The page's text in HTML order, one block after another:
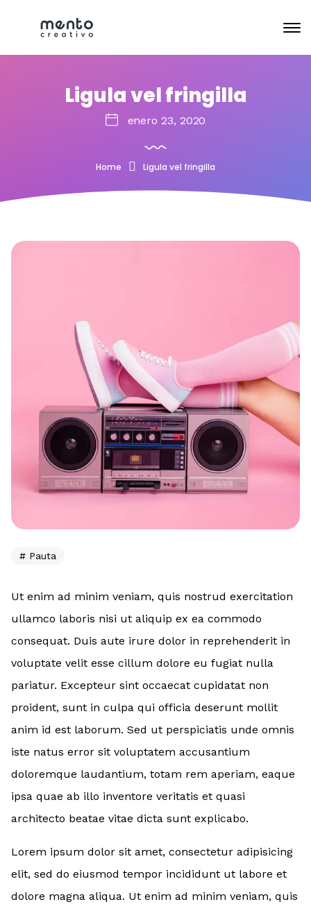
Ligula vel fringilla
enero 23, 2020
Home Ligula vel fringilla
Pauta
Ut enim ad minim veniam, quis nostrud exercitation
ullamco laboris nisi ut aliquip ex ea commodo
consequat. Duis aute irure dolor in reprehenderit in
voluptate velit esse cillum dolore eu fugiat nulla
pariatur. Excepteur sint occaecat cupidatat non
proident, sunt in culpa qui officia deserunt mollit
anim id est laborum. Sed ut perspiciatis unde omnis
iste natus error sit voluptatem accusantium
doloremque laudantium, totam rem aperiam, eaque
ipsa quae ab illo inventore veritatis et quasi
architecto beatae vitae dicta sunt explicabo.
Lorem ipsum dolor sit amet, consectetur adipisicing
elit, sed do eiusmod tempor incididunt ut labore et
dolore magna aliqua. Ut enim ad minim veniam, quis